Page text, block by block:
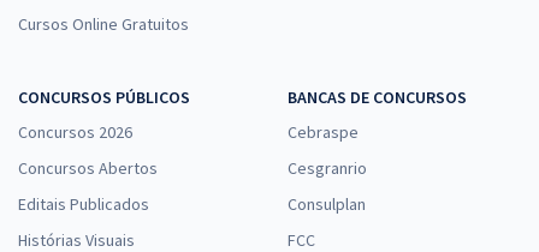
Cursos Online Gratuitos
CONCURSOS PÚBLICOS
Concursos 2026
Concursos Abertos
Editais Publicados
Histórias Visuais
BANCAS DE CONCURSOS
Cebraspe
Cesgranrio
Consulplan
FCC